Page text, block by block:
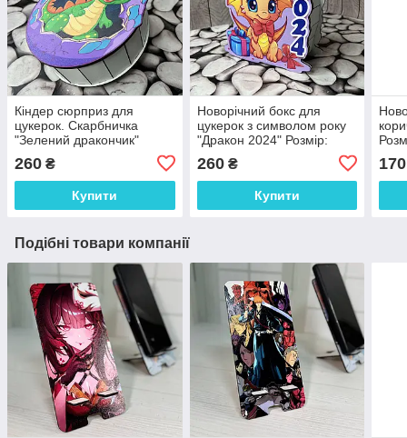
Кіндер сюрприз для
цукерок. Скарбничка
"Зелений дракончик"
260 ₴
Купити
Новорічний бокс для
цукерок з символом року
"Дракон 2024" Розмір:
260₴
Купити
170
Подібні товари компанії